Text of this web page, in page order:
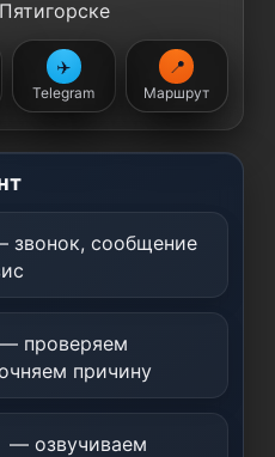
✈️
Telegram
📍
Маршрут
звонок, сообщение
— проверяем
причину
— озвучиваем